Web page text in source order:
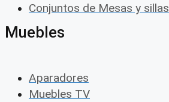
Conjuntos de Mesas y sillas
Muebles
Aparadores
Muebles TV